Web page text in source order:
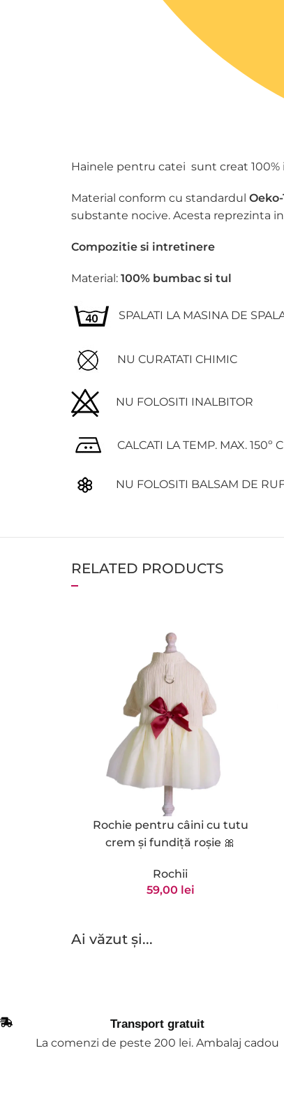
Hainele pentru catei sunt creat
Material conform cu standardul
substante nocive. Acesta reprezinta
Compozitie si intretinere
Material:100% bumbac si tul
SPALATI LA MASINA DE
NU CURATATI CHIMIC
NU FOLOSITI INALBITOR
CALCATI LA TEMP. MAX. 150º C
NU FOLOSITI BALSAM DE
RELATED PRODUCTS
Rochie pentru câini cu tutu
crem și fundiță roșie 🎀
Rochii
59,00 lei
Ai văzut și...
Transport gratuit
La comenzi de peste 200 lei. Ambalaj cadou